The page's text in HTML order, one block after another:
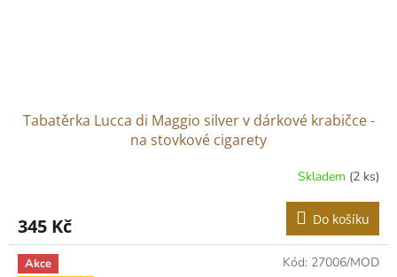
Tabatěrka Lucca di Maggio silver v dárkové krabičce -
na stovkové cigarety
Skladem (2 ks)
345 Kč Do košíku
Akce
Kód: 27006/MOD